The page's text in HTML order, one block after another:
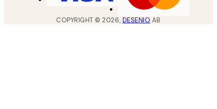
COPYRIGHT ©2026, DESENIO AB